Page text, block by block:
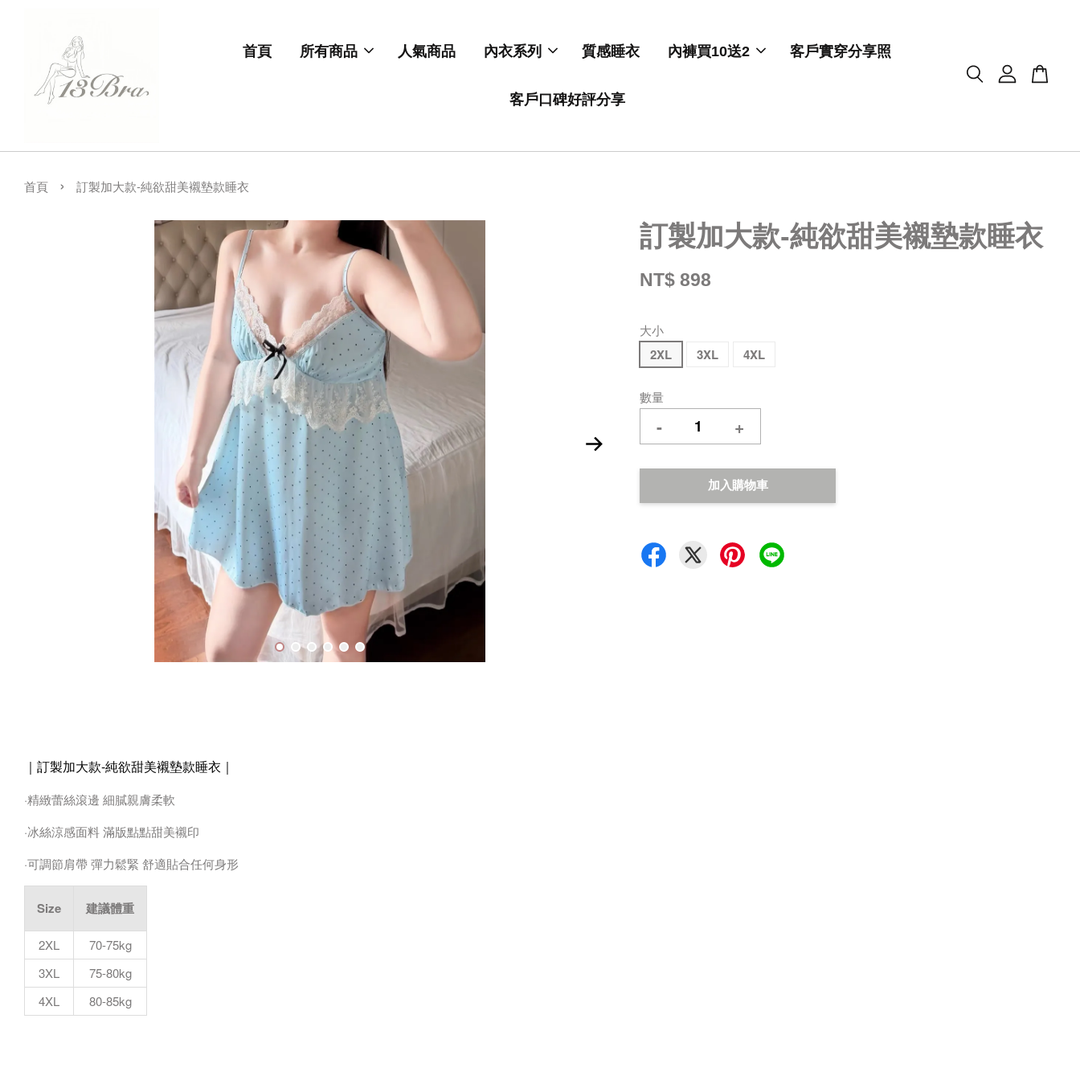
首頁 所有商品 人氣商品 內衣系列 質感睡衣 內褲買10送2 客戶實穿分享照
客戶口碑好評分享
首頁 › 訂製加大款-純欲甜美襯墊款睡衣
訂製加大款-純欲甜美襯墊款睡衣
NT$ 898
大小
2XL 3XL 4XL
數量
- +
加入購物車
｜訂製加大款-純欲甜美襯墊款睡衣 ｜
·精緻蕾絲滾邊 細膩親膚柔軟
·冰絲涼感面料 滿版點點甜美襯印
·可調節肩帶 彈力鬆緊 舒適貼合任何身形
Size 建議體重
2XL
70-75kg
3XL
75-80kg
4XL
80-85kg